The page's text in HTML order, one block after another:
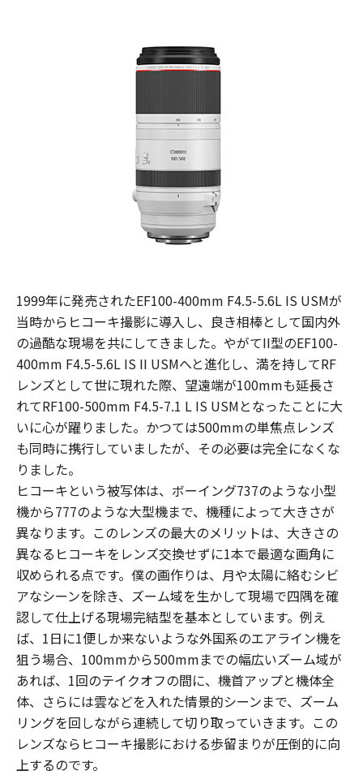
1999年に発売されたEF100-400mm F4.5-5.6L IS USMが
当時からヒコーキ撮影に導入し、良き相棒として国内外
の過酷な現場を共にしてきました。やがてII型のEF100-
400mm F4.5-5.6L IS II USMへと進化し、満を持してRF
レンズとして世に現れた際、望遠端が100mmも延長さ
れてRF100-500mm F4.5-7.1 L IS USMとなったことに大
いに心が躍りました。かつては500mmの単焦点レンズ
も同時に携行していましたが、その必要は完全になくな
りました。
ヒコーキという被写体は、ボーイング737のような小型
機から777のような大型機まで、機種によって大きさが
異なります。このレンズの最大のメリットは、大きさの
異なるヒコーキをレンズ交換せずに1本で最適な画角に
収められる点です。僕の画作りは、月や太陽に絡むシビ
アなシーンを除き、ズーム域を生かして現場で四隅を確
認して仕上げる現場完結型を基本としています。例え
ば、1日に1便しか来ないような外国系のエアライン機を
狙う場合、100mmから500mmまでの幅広いズーム域が
あれば、1回のテイクオフの間に、機首アップと機体全
体、さらには雲などを入れた情景的シーンまで、ズーム
リングを回しながら連続して切り取っていきます。この
レンズならヒコーキ撮影における歩留まりが圧倒的に向
上するのです。